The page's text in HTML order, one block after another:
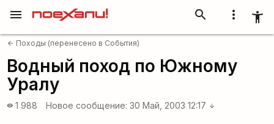
more_vert accessibility_new
search
menu
arrow_back Походы (перенесено в События)
Водный поход по Южному
Уралу
visibility 1 988 Новое сообщение: 30 Май, 2003 12:17 arrow_downward